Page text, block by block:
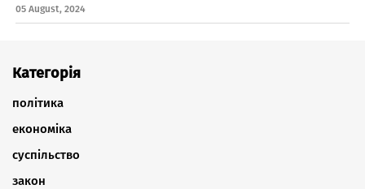
05 August, 2024
Категорія
політика
економіка
суспільство
закон